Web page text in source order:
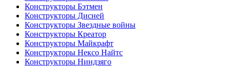
Конструкторы Бэтмен
Конструкторы Дисней
Конструкторы Звездные войны
Конструкторы Креатор
Конструкторы Майкрафт
Конструкторы Нексо Найтс
Конструкторы Ниндзяго